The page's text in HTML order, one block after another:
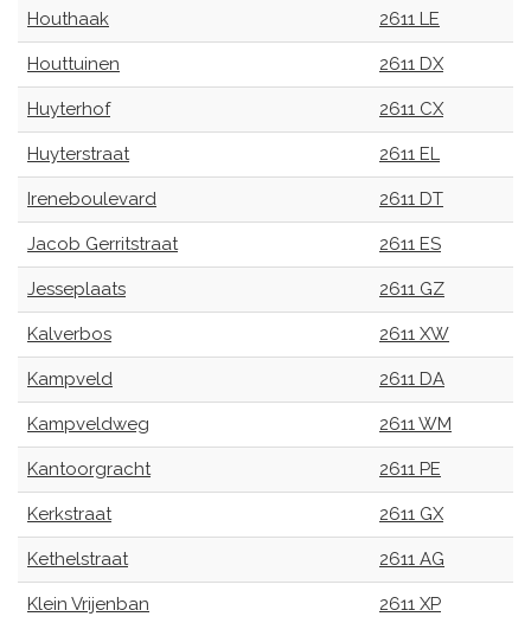
Houthaak 2611 LE
Houttuinen 2611 DX
Huyterhof 2611 CX
Huyterstraat 2611 EL
Ireneboulevard 2611 DT
Jacob Gerritstraat 2611 ES
Jesseplaats 2611 GZ
Kalverbos 2611 XW
Kampveld 2611 DA
Kampveldweg 2611 WM
Kantoorgracht 2611 PE
Kerkstraat 2611 GX
Kethelstraat 2611 AG
Klein Vrijenban 2611 XP